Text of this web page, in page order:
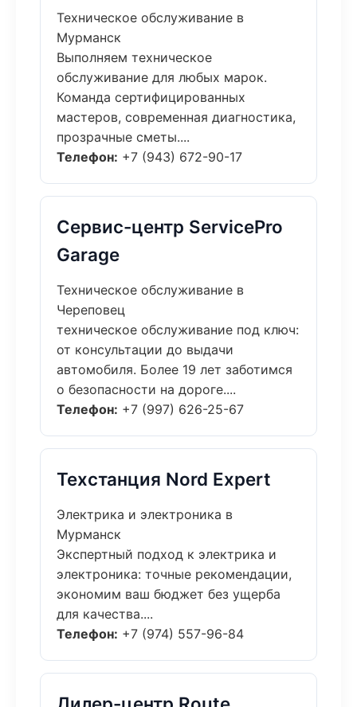
Техническое обслуживание в
Мурманск
Выполняем техническое
обслуживание для любых марок.
Команда сертифицированных
мастеров, современная диагностика,
прозрачные сметы....
Телефон: +7 (943) 672-90-17
Сервис-центр ServicePro
Garage
Техническое обслуживание в
Череповец
техническое обслуживание под ключ:
от консультации до выдачи
автомобиля. Более 19 лет заботимся
о безопасности на дороге....
Телефон: +7 (997) 626-25-67
Техстанция Nord Expert
Электрика и электроника в
Мурманск
Экспертный подход к электрика и
электроника: точные рекомендации,
экономим ваш бюджет без ущерба
для качества....
Телефон: +7 (974) 557-96-84